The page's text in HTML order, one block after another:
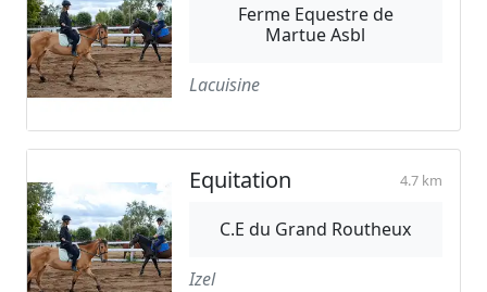
Ferme Equestre de
Martue Asbl
Lacuisine
Equitation 4.7 km
C.E du Grand Routheux
Izel